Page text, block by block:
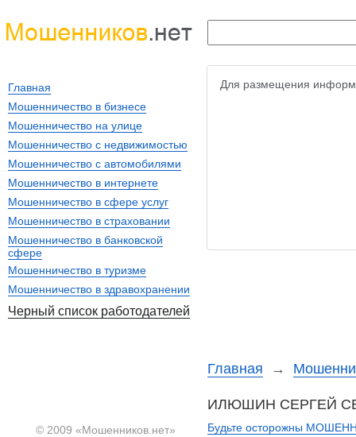
Для размещения
Главная →
ИЛЮШИН СЕРГЕЙ
Будьте осторожны
Главная
Мошенничество в бизнесе
Мошенничество на улице
Мошенничество с недвижимостью
Мошенничество с автомобилями
Мошенничество в интернете
Мошенничество в сфере услуг
Мошенничество в страховании
Мошенничество в банковской
сфере
Мошенничество в туризме
Мошенничество в здравохранении
Черный список работодателей
© 2009 «Мошенников.нет»